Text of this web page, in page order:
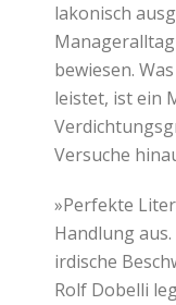
lakonisch
Manageralltag
bewiesen.
leistet, ist ein
Versuche
»Perfekte
Handlung
irdische
Rolf Dobelli